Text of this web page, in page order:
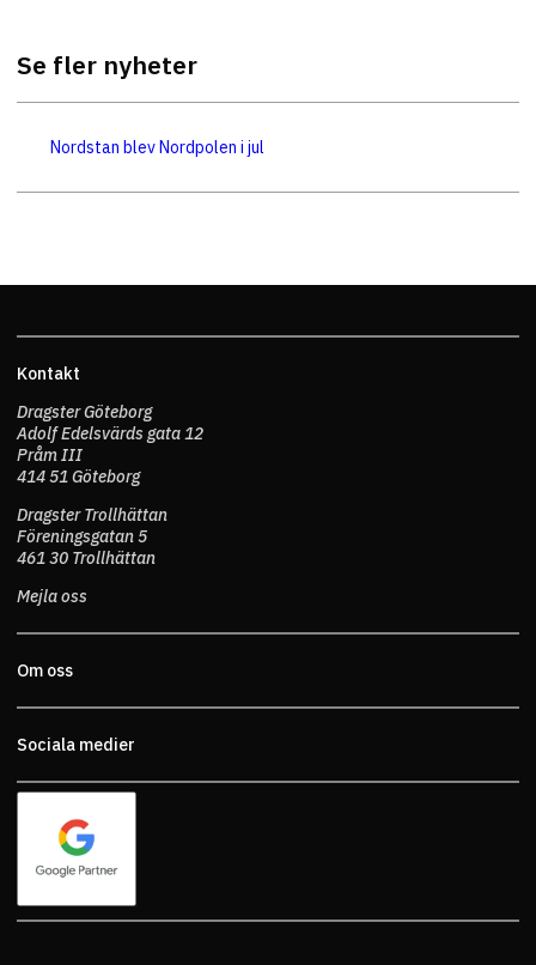
Se fler nyheter
Nordstan blev Nordpolen i jul
Kontakt
Dragster Göteborg
Adolf Edelsvärds gata 12
Pråm III
414 51 Göteborg
Dragster Trollhättan
Föreningsgatan 5
461 30 Trollhättan
Mejla oss
Om oss
Sociala medier